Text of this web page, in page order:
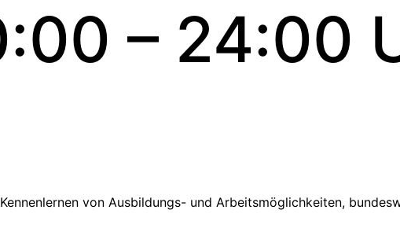
– 24:00
von Ausbildungs- und Arbeitsmöglichkeiten,